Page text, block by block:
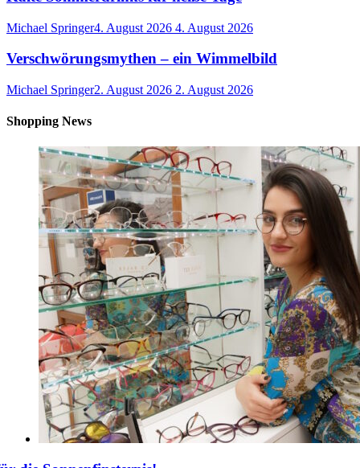
Michael Springer4. August 2026 4. August 2026
Verschwörungsmythen – ein Wimmelbild
Michael Springer2. August 2026 2. August 2026
Shopping News